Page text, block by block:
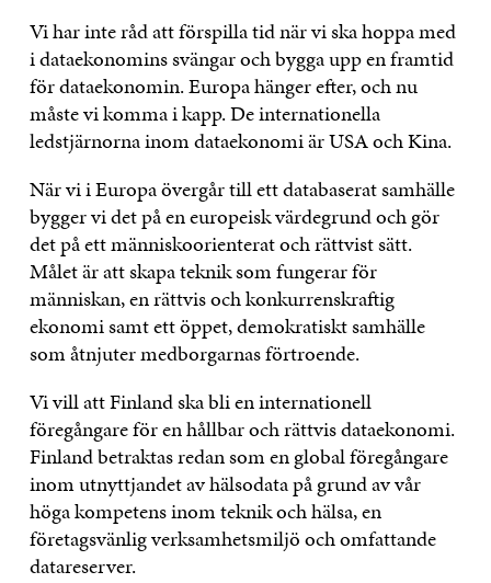
Vi har inte råd att förspilla tid när vi ska hoppa med
i dataekonomins svängar och bygga upp en framtid
för dataekonomin. Europa hänger efter, och nu
måste vi komma i kapp. De internationella
ledstjärnorna inom dataekonomi är USA och Kina.
När vi i Europa övergår till ett databaserat samhälle
bygger vi det på en europeisk värdegrund och gör
det på ett människoorienterat och rättvist sätt.
Målet är att skapa teknik som fungerar för
människan, en rättvis och konkurrenskraftig
ekonomi samt ett öppet, demokratiskt samhälle
som åtnjuter medborgarnas förtroende.
Vi vill att Finland ska bli en internationell
föregångare för en hållbar och rättvis dataekonomi.
Finland betraktas redan som en global föregångare
inom utnyttjandet av hälsodata på grund av vår
höga kompetens inom teknik och hälsa, en
företagsvänlig verksamhetsmiljö och omfattande
datareserver.